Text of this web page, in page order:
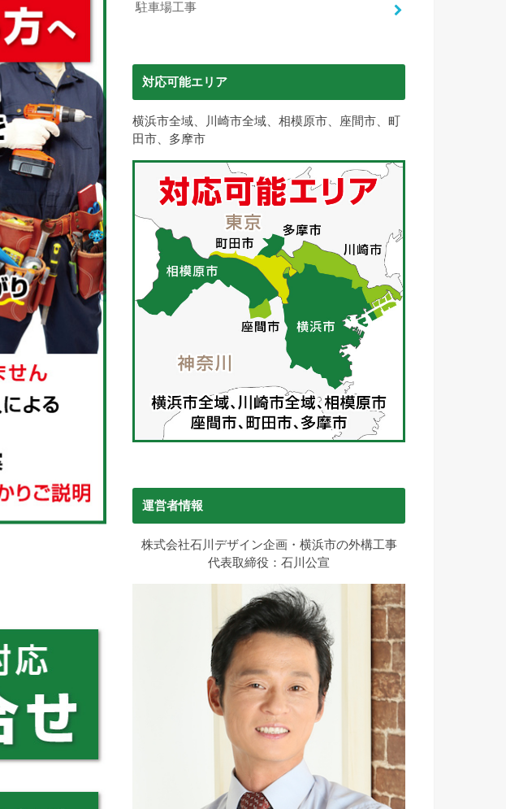
駐車場工事
対応可能エリア
横浜市全域、川崎市全域、相模原市、座間市、町
田市、多摩市
運営者情報
株式会社石川デザイン企画・横浜市の外構工事
代表取締役：石川公宣